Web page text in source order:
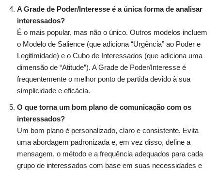
A Grade de Poder/Interesse é a única forma de analisar
interessados?
É o mais popular, mas não o único. Outros modelos incluem
o Modelo de Salience (que adiciona “Urgência” ao Poder e
Legitimidade) e o Cubo de Interessados (que adiciona uma
dimensão de “Atitude”). A Grade de Poder/Interesse é
frequentemente o melhor ponto de partida devido à sua
simplicidade e eficácia.
O que torna um bom plano de comunicação com os
interessados?
Um bom plano é personalizado, claro e consistente. Evita
uma abordagem padronizada e, em vez disso, define a
mensagem, o método e a frequência adequados para cada
grupo de interessados com base em suas necessidades e